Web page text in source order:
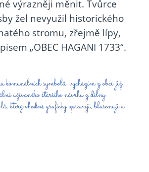
výrazněji měnit. Tvůrce
žel nevyužil historického
stromu, zřejmě lípy,
„OBEC HAGANI 1733“.
komunálních symbolů vycházím z obcí již
užívaného staršího návrhu z dílny
vhodně graficky upravuji, blasonuji a